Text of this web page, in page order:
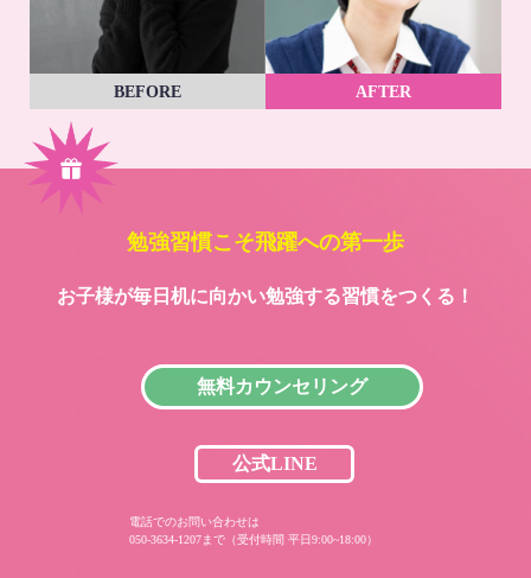
BEFORE AFTER
勉強習慣こそ飛躍への第一歩
お子様が毎日机に向かい勉強する習慣をつくる！
無料カウンセリング
公式LINE
電話でのお問い合わせは
050-3634-1207まで（受付時間 平日9:00~18:00）